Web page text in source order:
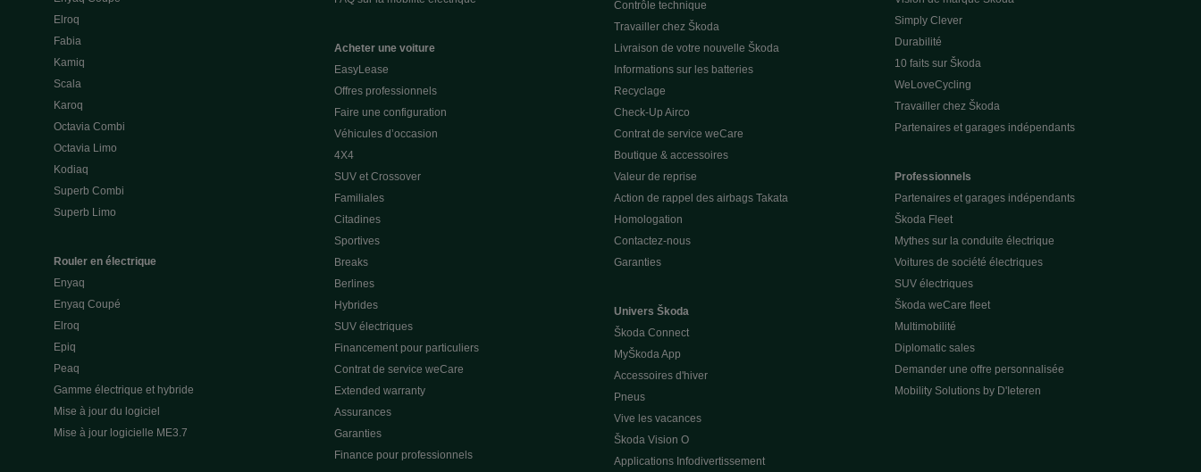
Elroq
Fabia
Kamiq
Scala
Karoq
Octavia Combi
Octavia Limo
Kodiaq
Superb Combi
Superb Limo
Rouler en électrique
Enyaq
Enyaq Coupé
Elroq
Epiq
Peaq
Gamme électrique et hybride
Mise à jour du logiciel
Mise à jour logicielle ME3.7
Acheter une voiture
EasyLease
Offres professionnels
Faire une configuration
Véhicules d’occasion
4X4
SUV et Crossover
Familiales
Citadines
Sportives
Breaks
Berlines
Hybrides
SUV électriques
Financement pour particuliers
Contrat de service weCare
Extended warranty
Assurances
Garanties
Finance pour professionnels
Contrôle technique
Travailler chez Škoda
Livraison de votre nouvelle Škoda
Informations sur les batteries
Recyclage
Check-Up Airco
Contrat de service weCare
Boutique & accessoires
Valeur de reprise
Action de rappel des airbags Takata
Homologation
Contactez-nous
Garanties
Univers Škoda
Škoda Connect
MyŠkoda App
Accessoires d'hiver
Pneus
Vive les vacances
Škoda Vision O
Applications Infodivertissement
Simply Clever
Durabilité
10 faits sur Škoda
WeLoveCycling
Travailler chez Škoda
Partenaires et garages indépendants
Professionnels
Partenaires et garages indépendants
Škoda Fleet
Mythes sur la conduite électrique
Voitures de société électriques
SUV électriques
Škoda weCare fleet
Multimobilité
Diplomatic sales
Demander une offre personnalisée
Mobility Solutions by D'Ieteren